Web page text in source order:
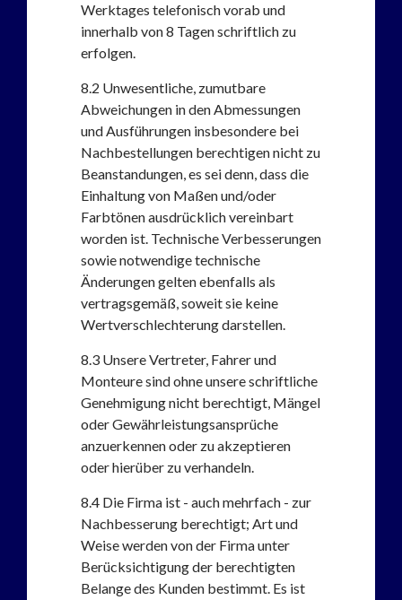
Werktages telefonisch vorab und
innerhalb von 8 Tagen schriftlich zu
erfolgen.
8.2 Unwesentliche, zumutbare
Abweichungen in den Abmessungen
und Ausführungen insbesondere bei
Nachbestellungen berechtigen nicht zu
Beanstandungen, es sei denn, dass die
Einhaltung von Maßen und/oder
Farbtönen ausdrücklich vereinbart
worden ist. Technische Verbesserungen
sowie notwendige technische
Änderungen gelten ebenfalls als
vertragsgemäß, soweit sie keine
Wertverschlechterung darstellen.
8.3 Unsere Vertreter, Fahrer und
Monteure sind ohne unsere schriftliche
Genehmigung nicht berechtigt, Mängel
oder Gewährleistungsansprüche
anzuerkennen oder zu akzeptieren
oder hierüber zu verhandeln.
8.4 Die Firma ist - auch mehrfach - zur
Nachbesserung berechtigt; Art und
Weise werden von der Firma unter
Berücksichtigung der berechtigten
Belange des Kunden bestimmt. Es ist